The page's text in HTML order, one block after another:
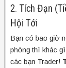
2. Tích Đạn
Hội Tới
Bạn có bao giờ
phòng thì khác
các bạn Trader!